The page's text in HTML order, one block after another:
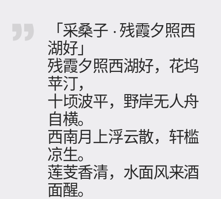
「采桑子 · 残霞夕照西
湖好」
残霞夕照西湖好，花坞
苹汀，
十顷波平，野岸无人舟
自横。
西南月上浮云散，轩槛
凉生。
莲芰香清，水面风来酒
面醒。